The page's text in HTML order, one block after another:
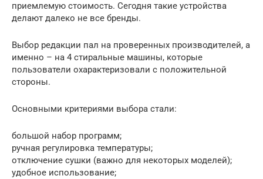
приемлемую стоимость. Сегодня такие устройства
делают далеко не все бренды.
Выбор редакции пал на проверенных производителей, а
именно – на 4 стиральные машины, которые
пользователи охарактеризовали с положительной
стороны.
Основными критериями выбора стали:
большой набор программ;
ручная регулировка температуры;
отключение сушки (важно для некоторых моделей);
удобное использование;